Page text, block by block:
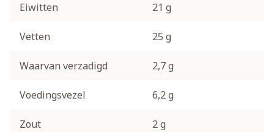
Eiwitten 21 g
Vetten 25 g
Waarvan verzadigd 2,7 g
Voedingsvezel 6,2 g
Zout 2 g